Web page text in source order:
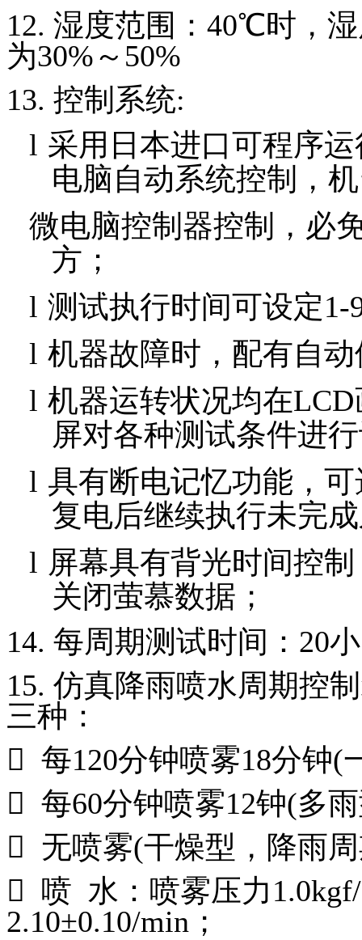
12. 湿度范围： 40℃时，湿
为30%～ 50%
13. 控制系统:
l 采用日本进口可程序运
电脑自动系统控制，
微电脑控制器控制，必
方；
l 测试执行时间可设定1-
l 机器故障时，配有自
l 机器运转状况均在LCD
屏对各种测试条件进
l 具有断电记忆功能，
复电后继续执行未完
l 屏幕具有背光时间控
关闭萤慕数据；
14. 每周期测试时间： 20
15. 仿真降雨喷水周期控
三种：
 每120分钟喷雾18分钟(
 每60分钟喷雾12钟(多
 无喷雾(干燥型，降雨
 喷 水：喷雾压力
2.10±0.10/min ；